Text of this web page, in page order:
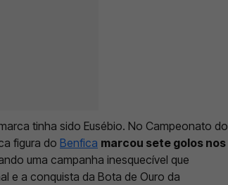
tinha sido Eusébio. No Campeonato do
figura do Benfica marcou sete golos nos
uma campanha inesquecível que
e a conquista da Bota de Ouro da